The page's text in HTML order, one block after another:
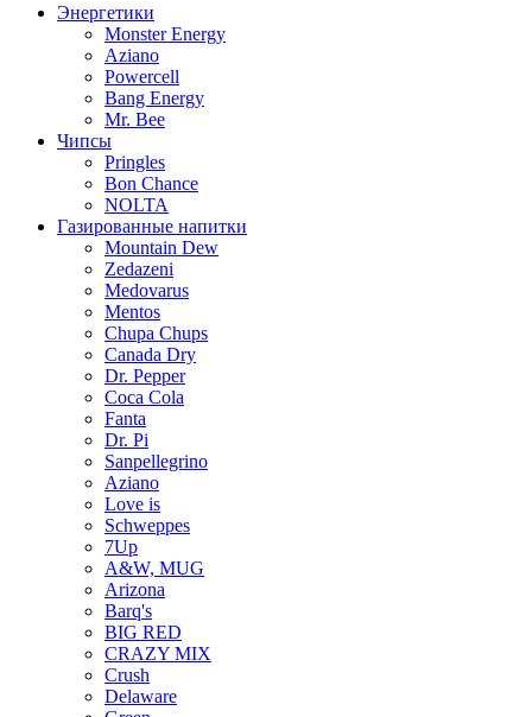
Энергетики
Monster Energy
Aziano
Powercell
Bang Energy
Mr. Bee
Чипсы
Pringles
Bon Chance
NOLTA
Газированные напитки
Mountain Dew
Zedazeni
Medovarus
Mentos
Chupa Chups
Canada Dry
Dr. Pepper
Coca Cola
Fanta
Dr. Pi
Sanpellegrino
Aziano
Love is
Schweppes
7Up
A&W, MUG
Arizona
Barq's
BIG RED
CRAZY MIX
Crush
Delaware